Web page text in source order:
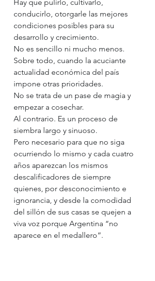
Hay que pulirlo, cultivarlo,
conducirlo, otorgarle las mejores
condiciones posibles para su
desarrollo y crecimiento.
No es sencillo ni mucho menos.
Sobre todo, cuando la acuciante
actualidad económica del país
impone otras prioridades.
No se trata de un pase de magia y
empezar a cosechar.
Al contrario. Es un proceso de
siembra largo y sinuoso.
Pero necesario para que no siga
ocurriendo lo mismo y cada cuatro
años aparezcan los mismos
descalificadores de siempre
quienes, por desconocimiento e
ignorancia, y desde la comodidad
del sillón de sus casas se quejen a
viva voz porque Argentina “no
aparece en el medallero”.